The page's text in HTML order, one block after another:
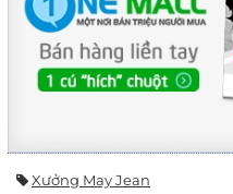
Xưởng May Jean